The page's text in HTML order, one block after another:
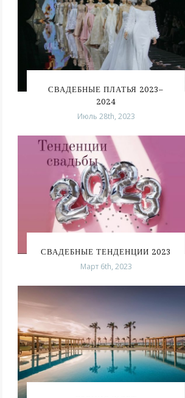
СВАДЕБНЫЕ ПЛАТЬЯ 2023–
2024
Июль 28th, 2023
СВАДЕБНЫЕ ТЕНДЕНЦИИ 2023
Март 6th, 2023